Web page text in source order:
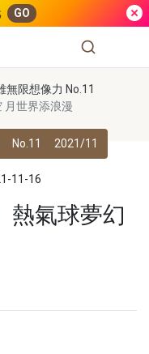
GO
無限想像力 No.11
月世界添浪漫
No.11 2021/11
11-16
熱氣球夢幻